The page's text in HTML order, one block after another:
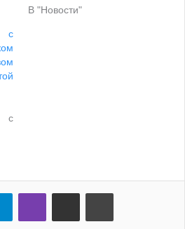
В "Новости"
с
с
TelegramViber Поделиться по почте Распечатать